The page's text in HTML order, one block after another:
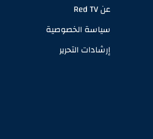
عن Red TV
سياسة الخصوصية
إرشادات التحرير